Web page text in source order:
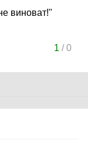
виноват!"
1 /0